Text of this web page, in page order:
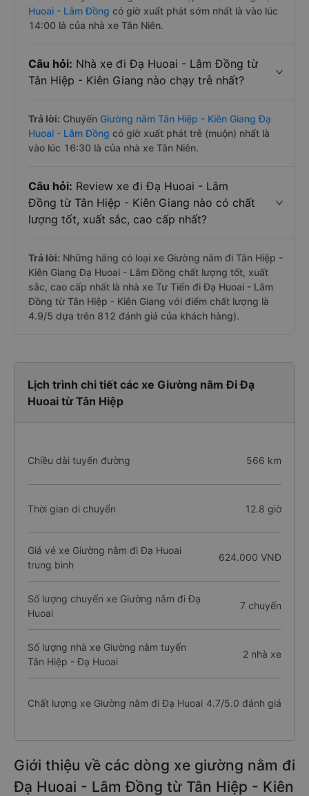
Huoai - Lâm Đồng có giờ xuất phát sớm nhất là vào lúc
14:00 là của nhà xe Tân Niên.
Câu hỏi: Nhà xe đi Đạ Huoai - Lâm Đồng từ
Tân Hiệp - Kiên Giang nào chạy trễ nhất?
Trả lời: Chuyến Giường nằm Tân Hiệp - Kiên Giang Đạ
Huoai - Lâm Đồng có giờ xuất phát trễ (muộn) nhất là
vào lúc 16:30 là của nhà xe Tân Niên.
Câu hỏi: Review xe đi Đạ Huoai - Lâm
Đồng từ Tân Hiệp - Kiên Giang nào có chất
lượng tốt, xuất sắc, cao cấp nhất?
Trả lời: Những hãng có loại xe Giường nằm đi Tân Hiệp -
Kiên Giang Đạ Huoai - Lâm Đồng chất lượng tốt, xuất
sắc, cao cấp nhất là nhà xe Tư Tiến đi Đạ Huoai - Lâm
Đồng từ Tân Hiệp - Kiên Giang với điểm chất lượng là
4.9/5 dựa trên 812 đánh giá của khách hàng).
Lịch trình chi tiết các xe Giường nằm Đi Đạ
Huoai từ Tân Hiệp
Chiều dài tuyến đường 566 km
Thời gian di chuyển 12.8 giờ
Giá vé xe Giường nằm đi Đạ Huoai
trung bình
624.000 VNĐ
Số lượng chuyến xe Giường nằm đi Đạ
Huoai
7 chuyến
Số lượng nhà xe Giường nằm tuyến
Tân Hiệp - Đạ Huoai
2 nhà xe
Chất lượng xe Giường nằm đi Đạ Huoai 4.7/5.0 đánh giá
Giới thiệu về các dòng xe giường nằm đi
Đạ Huoai - Lâm Đồng từ Tân Hiệp - Kiên